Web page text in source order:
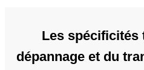
Les spécificités
dépannage et du